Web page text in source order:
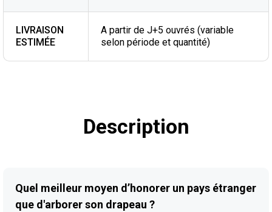
LIVRAISON
ESTIMÉE
A partir de J+5 ouvrés (variable
selon période et quantité)
Description
Quel meilleur moyen d’honorer un pays étranger
que d'arborer son drapeau ?